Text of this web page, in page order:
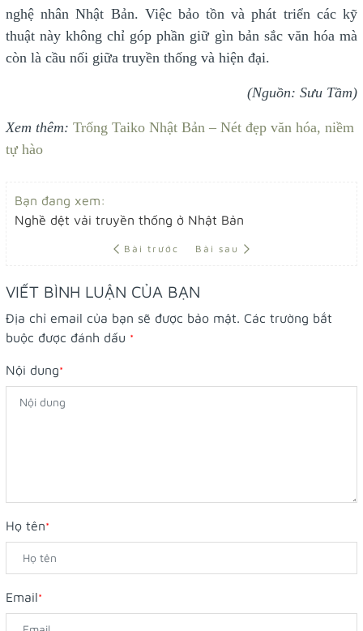
nghệ nhân Nhật Bản. Việc bảo tồn và phát triển các kỹ
thuật này không chỉ góp phần giữ gìn bản sắc văn hóa mà
còn là cầu nối giữa truyền thống và hiện đại.
(Nguồn: Sưu Tầm)
Xem thêm: Trống Taiko Nhật Bản – Nét đẹp văn hóa, niềm
tự hào
Bạn đang xem:
Nghề dệt vải truyền thống ở Nhật Bản
Bài trước Bài sau
VIẾT BÌNH LUẬN CỦA BẠN
Địa chỉ email của bạn sẽ được bảo mật. Các trường bắt
buộc được đánh dấu *
Nội dung*
Họ tên*
Email*